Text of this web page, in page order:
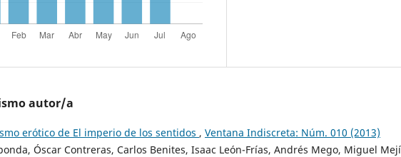
autor/a
erótico de El imperio de los sentidos , Ventana Indiscreta: Núm. 010 (2013)
Óscar Contreras, Carlos Benites, Isaac León-Frías, Andrés Mego, Miguel